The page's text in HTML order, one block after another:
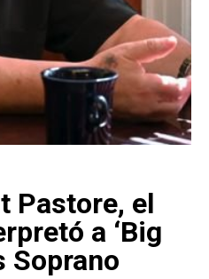
Pastore, el
a ‘Big
Soprano